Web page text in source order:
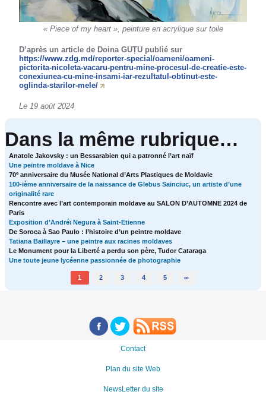
« Piece of my heart », peinture en acrylique sur toile
D’après un article de Doina GUȚU publié sur
https://www.zdg.md/reporter-special/oameni/oameni-
pictorita-nicoleta-vacaru-pentru-mine-procesul-de-creatie-este-
conexiunea-cu-mine-insami-iar-rezultatul-obtinut-este-
oglinda-starilor-mele/
Le 19 août 2024
Dans la même rubrique…
Anatole Jakovsky : un Bessarabien qui a patronné l’art naïf
Une peintre moldave à Nice
70e anniversaire du Musée National d’Arts Plastiques de Moldavie
100-ième anniversaire de la naissance de Glebus Sainciuc, un artiste d’une
originalité rare
Rencontre avec l’art contemporain moldave au SALON D’AUTOMNE 2024 de
Paris
Exposition d’Andréï Negura à Saint-Etienne
De Soroca à Sao Paulo : l’histoire d’un peintre moldave
Tatiana Baillayre – une peintre aux racines moldaves
Le Monument pour la Liberté a perdu son père, Tudor Cataraga
Une toute jeune lycéenne passionnée de photographie
1 2 3 4 5 ∞
Contact
Plan du site Web
NewsLetter du site